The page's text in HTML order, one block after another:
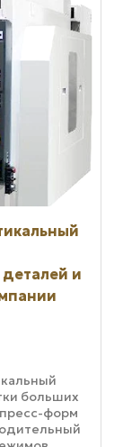
и
больших
форм